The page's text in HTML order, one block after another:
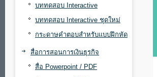
บททดสอบ Interactive
บททดสอบ Interactive ชุดใหม่
กระดาษคำตอบสำหรับแบบฝึกหัด
สื่อการสอนการเงินธุรกิจ
สื่อ Powerpoint / PDF